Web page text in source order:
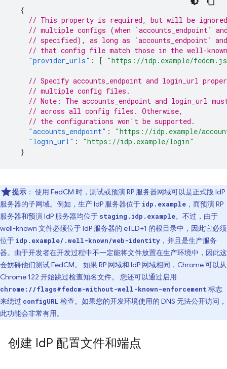
{
// This property is required, but will be ignored
// multiple configs (when `accounts_endpoint`
// specified), as long as `accounts_endpoint`
// that config file match those in the well-
"provider_urls" : [ "https://idp.example/
// Specify accounts_endpoint and login_url
// multiple config files.
// Note: The accounts_endpoint and login_url
// across all config files. Otherwise,
// the configurations won't be supported.
"accounts_endpoint" :
"https://idp.example/
"login_url" :
"https://idp.example/login"
}
提示 ： 使用 FedCM 时，测试或预演 RP 服务器网域可以是正式版 IdP
服务器的子网域。例如，生产 IdP 服务器位于 idp.example ，而预演 RP
服务器和预演 IdP 服务器均位于 staging.idp.example。不过，由于
well-known 文件必须位于 IdP 服务器的 eTLD+1 的根目录中，因此它必须
位于 idp.example/.well-known/web-identity ，并且是生产服务
器。由于开发者在开发过程中不一定能将文件放置在生产环境中，因此这
会妨碍他们测试 FedCM。 如果 RP 网域和 IdP 网域相同，Chrome 可以从
Chrome 122 开始跳过检查知名文件。 您还可以通过启用
chrome://flags#fedcm-without-well-known-enforcement 标志
来绕过 configURL 检查。如果您的开发环境使用的 DNS 无法公开访问，
此功能会非常有用。
创建 IdP 配置文件和端点